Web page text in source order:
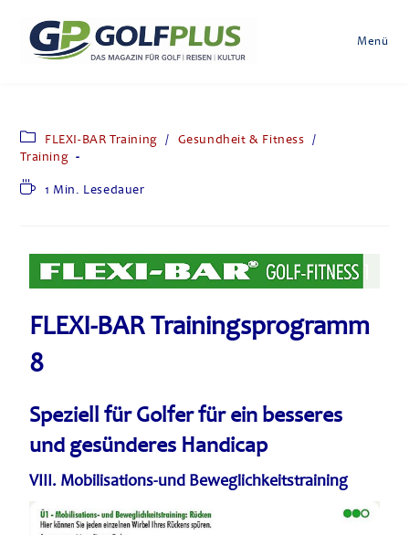
Menü
FLEXI-BAR Training / Gesundheit & Fitness /
Training
1 Min. Lesedauer
FLEXI-BAR Trainingsprogramm
8
Speziell für Golferfür ein besseres
und gesünderes Handicap
VIII. Mobilisations-und Beweglichkeitstraining